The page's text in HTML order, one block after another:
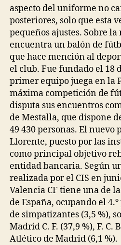
aspecto del uniforme no
posteriores, solo que esta
pequeños ajustes. Sobre
encuentra un balón de
que hace mención al
el club. Fue fundado el 18
primer equipo juega en la
máxima competición de
disputa sus encuentros
de Mestalla, que dispone
49 430 personas. El
Llorente, puesto por las
como principal objetivo
entidad bancaria. Según
realizada por el CIS en
Valencia CF tiene una de
de España, ocupando el
de simpatizantes (3,5 %),
Madrid C. F. (37,9 %), F. C.
Atlético de Madrid (6,1 %).